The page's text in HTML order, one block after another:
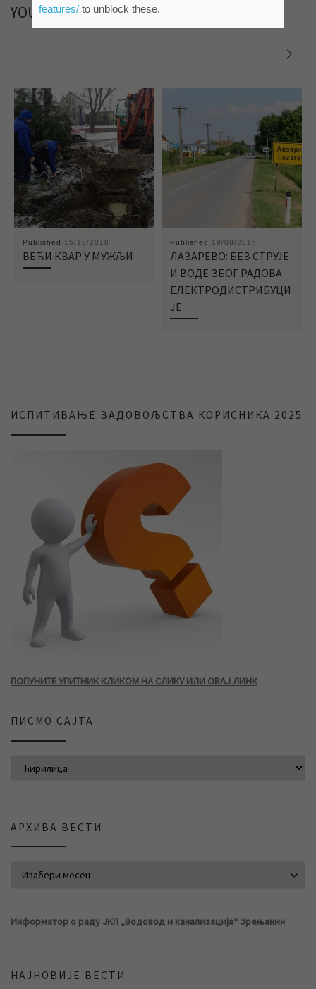
YOU MAY ALSO LIKE
Published 15/12/2018
ВЕЋИ КВАР У МУЖЉИ
Published 19/08/2016
ЛАЗАРЕВО: БЕЗ СТРУЈЕ
И ВОДЕ ЗБОГ РАДОВА
ЕЛЕКТРОДИСТРИБУЦИ
ЈЕ
ИСПИТИВАЊЕ ЗАДОВОЉСТВА КОРИСНИКА 2025
ПОПУНИТЕ УПИТНИК КЛИКОМ НА СЛИКУ ИЛИ ОВАЈ ЛИНК
ПИСМО САЈТА
АРХИВА ВЕСТИ
Информатор о раду ЈКП „Водовод и канализација“ Зрењанин
НАЈНОВИЈЕ ВЕСТИ
features/to unblock these.